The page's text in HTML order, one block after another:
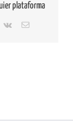
plataforma
Vk
Correo